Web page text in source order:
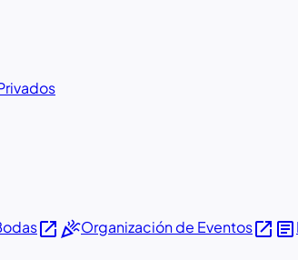
open_in_newcelebrationOrganización de Eventosopen_in_new article